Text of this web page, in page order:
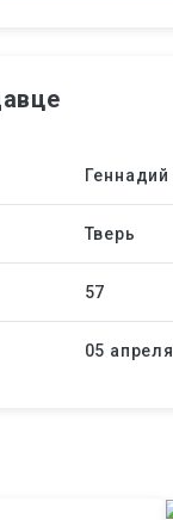
Геннадий
Тверь
57
05